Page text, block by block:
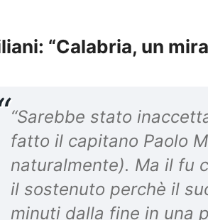
“Calabria, un
“Sarebbe stato
fatto il capitano Paolo
naturalmente). Ma il fu
il sostenuto perchè il
minuti dalla fine in una